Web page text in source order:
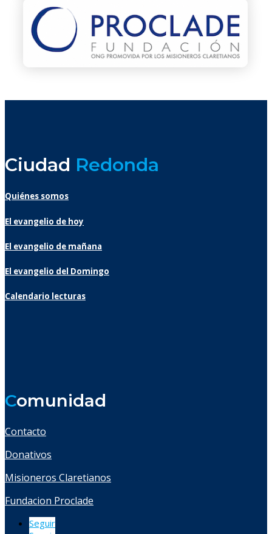
Ciudad Redonda
Quiénes somos
El evangelio de hoy
El evangelio de mañana
El evangelio del Domingo
Calendario lecturas
Comunidad
Contacto
Donativos
Misioneros Claretianos
Fundacion Proclade
Seguir